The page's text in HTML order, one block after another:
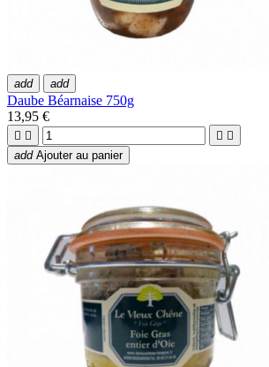
add add
Daube Béarnaise 750g
13,95 €
   
add Ajouter au panier